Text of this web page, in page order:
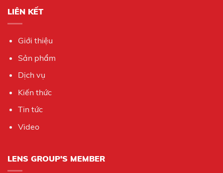
LIÊN KẾT
Giới thiệu
Sản phẩm
Dịch vụ
Kiến thức
Tin tức
Video
LENS GROUP'S MEMBER